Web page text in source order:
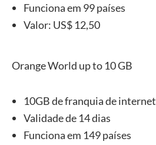
Funciona em 99 países
Valor: US$ 12,50
Orange World up to 10 GB
10GB de franquia de internet
Validade de 14 dias
Funciona em 149 países